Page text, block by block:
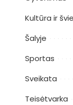
Kultūra ir
Šalyje
Sportas
Sveikata
Teisėtvarka